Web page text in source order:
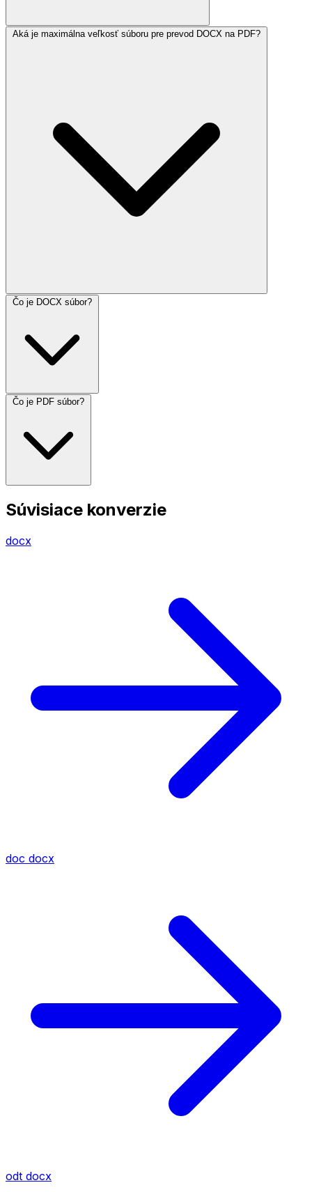
Aká je maximálna veľkosť súboru pre prevod DOCX na PDF?
Čo je DOCX súbor?
Čo je PDF súbor?
Súvisiace konverzie
docx
doc docx
odt docx